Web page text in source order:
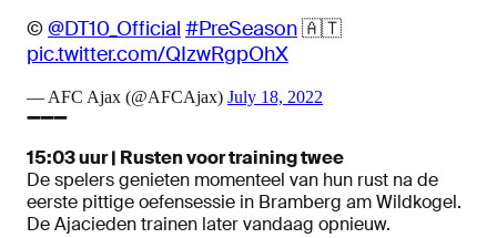
©@DT10_Official #PreSeason🇦🇹
pic.twitter.com/QIzwRgpOhX
— AFC Ajax (@AFCAjax) July 18, 2022
➖➖➖
15:03 uur | Rusten voor training twee
De spelers genieten momenteel van hun rust na de
eerste pittige oefensessie in Bramberg am Wildkogel.
De Ajacieden trainen later vandaag opnieuw.